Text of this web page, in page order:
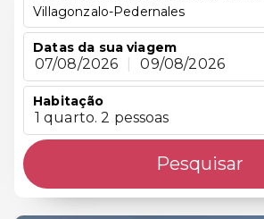
Villagonzalo-Pedernales
Datas da sua viagem
07/08/2026 09/08/2026
Habitação
1 quarto. 2 pessoas
Pesquisar